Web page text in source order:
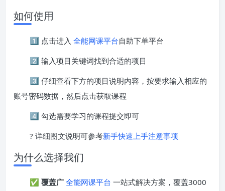
如何使用
1️⃣ 点击进入 全能网课平台自助下单平台
2️⃣ 输入项目关键词找到合适的项目
3️⃣ 仔细查看下方的项目说明内容，按要求输入相应的
账号密码数据，然后点击获取课程
4️⃣ 勾选需要学习的课程提交即可
? 详细图文说明可参考新手快速上手注意事项
为什么选择我们
✅ 覆盖广 全能网课平台 一站式解决方案，覆盖3000